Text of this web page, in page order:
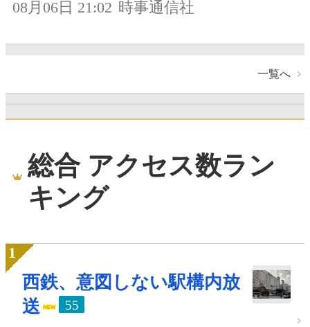
08月06日 21:02 時事通信社
一覧へ
総合 アクセス数ラン
キング
西鉄、意図しない駅構内放
送
55